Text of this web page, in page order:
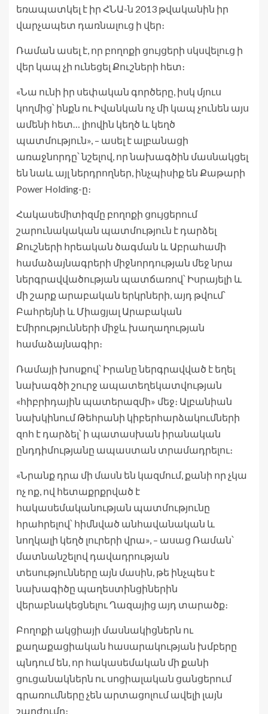
եռապատկել է իր ՀՆԱ-ն 2013 թվականին իր
վարչապետ դառնալուց ի վեր։
Ռաման ասել է, որ բողոքի ցույցերի սկսվելուց ի
վեր կապ չի ունեցել Քուշների հետ։
«Նա ունի իր սեփական գործերը, իսկ մյուս
կողմից՝ ինքն ու Իվանկան ոչ մի կապ չունեն այս
ամենի հետ… լիովին կեղծ և կեղծ
պատմություն», – ասել է ալբանացի
առաջնորդը՝ նշելով, որ նախագծին մասնակցել
են նաև այլ ներդրողներ, ինչպիսիք են Քաթարի
Power Holding-ը։
Հակասեմիտիզմը բողոքի ցույցերում
շարունակական պատմություն է դարձել
Քուշների հրեական ծագման և Աբրահամի
համաձայնագրերի միջնորդության մեջ նրա
ներգրավվածության պատճառով՝ Իսրայելի և
մի շարք արաբական երկրների, այդ թվում՝
Բահրեյնի և Միացյալ Արաբական
Էմիրությունների միջև խաղաղության
համաձայնագիր։
Ռամայի խոսքով՝ Իրանը ներգրավված է եղել
նախագծի շուրջ ապատեղեկատվության
«հիբրիդային պատերազմի» մեջ։ Ալբանիան
նախկինում Թեհրանի կիբերհարձակումների
զոհ է դարձել՝ ի պատասխան իրանական
ընդդիմությանը ապաստան տրամադրելու։
«Նրանք դրա մի մասն են կազմում, քանի որ չկա
ոչ ոք, ով հետաքրքրված է
հակասեմականության պատմությունը
հրահրելով՝ հիմնված անհավանական և
նողկալի կեղծ լուրերի վրա», – ասաց Ռաման՝
մատնանշելով դավադրության
տեսությունները այն մասին, թե ինչպես է
նախագիծը պաղեստինցիներին
վերաբնակեցնելու Ղազայից այդ տարածք։
Բողոքի ակցիայի մասնակիցներն ու
քաղաքացիական հասարակության խմբերը
պնդում են, որ հակասեմական մի քանի
ցուցանակներն ու սոցիալական ցանցերում
գրառումները չեն արտացոլում ավելի լայն
շարժումը։